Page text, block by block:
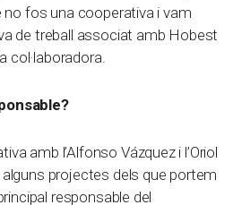
no fos una cooperativa i vam
de treball associat amb Hobest
amb l’Alfonso Vázquez i l’Oriol
alguns projectes dels que portem
responsable del